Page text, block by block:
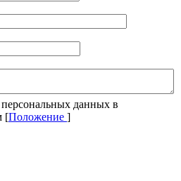
персональных данных в
[Положение ]